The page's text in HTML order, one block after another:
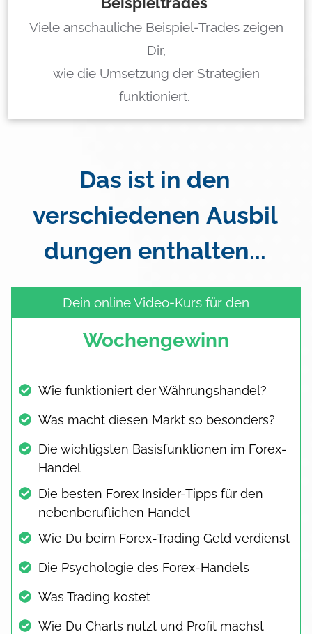
Viele anschauliche Beispiel-Trades zeigen
Dir,
wie die Umsetzung der Strategien
funktioniert.
Das ist in den
verschiedenen Ausbil
dungen enthalten...
Dein online Video-Kurs für den
Wochengewinn
Wie funktioniert der Währungshandel?
Was macht diesen Markt so besonders?
Die wichtigsten Basisfunktionen im Forex-
Handel
Die besten Forex Insider-Tipps für den
nebenberuflichen Handel
Wie Du beim Forex-Trading Geld verdienst
Die Psychologie des Forex-Handels
Was Trading kostet
Wie Du Charts nutzt und Profit machst